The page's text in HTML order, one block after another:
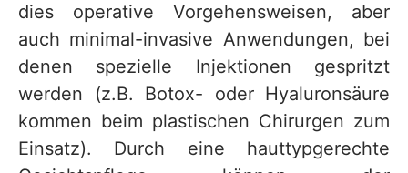
dies operative Vorgehensweisen, aber
auch minimal-invasive Anwendungen, bei
denen spezielle Injektionen gespritzt
werden (z.B. Botox- oder Hyaluronsäure
kommen beim plastischen Chirurgen zum
Einsatz). Durch eine hauttypgerechte